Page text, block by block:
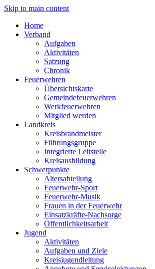
Skip to main content
Home
Verband
Aufgaben
Aktivitäten
Satzung
Chronik
Feuerwehren
Übersichtskarte
Gemeindefeuerwehren
Werkfeuerwehren
Mitglied werden
Landkreis
Kreisbrandmeister
Führungsgruppe
Integrierte Leitstelle
Kreisausbildung
Schwerpunkte
Altersabteilung
Feuerwehr-Sport
Feuerwehr-Musik
Frauen in der Feuerwehr
Einsatzkräfte-Nachsorge
Öffentlichkeitsarbeit
Jugend
Aktivitäten
Aufgaben und Ziele
Kreisjugendleitung